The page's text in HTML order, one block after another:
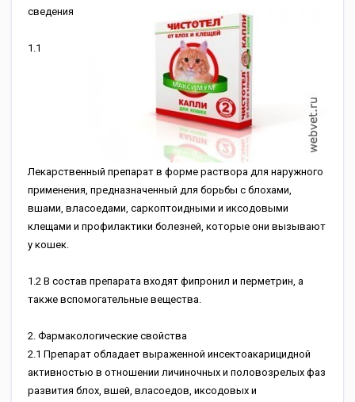
сведения
1.1
Лекарственный препарат в форме раствора для наружного
применения, предназначенный для борьбы с блохами,
вшами, власоедами, саркоптоидными и иксодовыми
клещами и профилактики болезней, которые они вызывают
у кошек.
1.2 В состав препарата входят фипронил и перметрин, а
также вспомогательные вещества.
2. Фармакологические свойства
2.1 Препарат обладает выраженной инсектоакарицидной
активностью в отношении личиночных и половозрелых фаз
развития блох, вшей, власоедов, иксодовых и